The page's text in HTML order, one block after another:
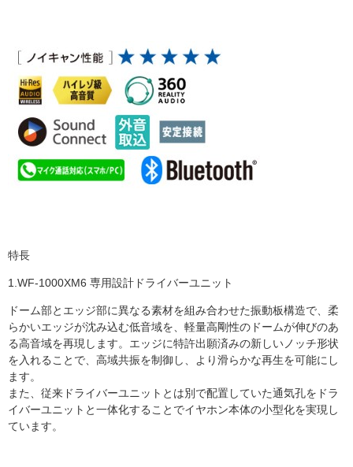
特長
1.WF-1000XM6 専用設計ドライバーユニット
ドーム部とエッジ部に異なる素材を組み合わせた振動板構造で、柔
らかいエッジが沈み込む低音域を、軽量高剛性のドームが伸びのあ
る高音域を再現します。エッジに特許出願済みの新しいノッチ形状
を入れることで、高域共振を制御し、より滑らかな再生を可能にし
ます。
また、従来ドライバーユニットとは別で配置していた通気孔をドラ
イバーユニットと一体化することでイヤホン本体の小型化を実現し
ています。